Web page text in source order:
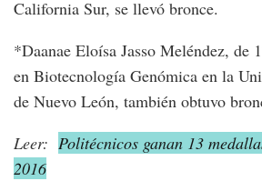
California Sur, se llevó bronce.
*Daanae Eloísa Jasso Meléndez, de
en Biotecnología Genómica en la
de Nuevo León, también obtuvo
Leer: Politécnicos ganan 13
2016